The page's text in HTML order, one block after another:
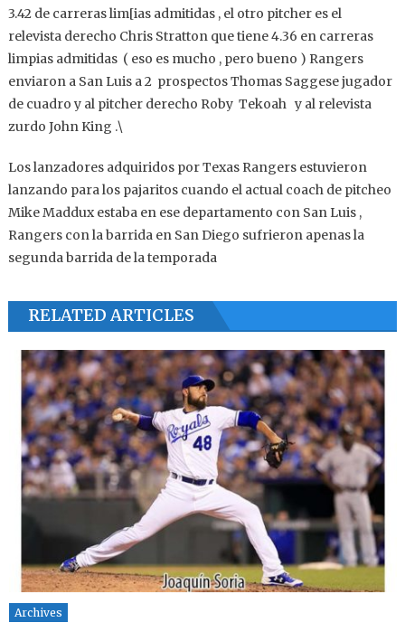
3.42 de carreras lim[ias admitidas , el otro pitcher es el
relevista derecho Chris Stratton que tiene 4.36 en carreras
limpias admitidas ( eso es mucho , pero bueno ) Rangers
enviaron a San Luis a 2 prospectos Thomas Saggese jugador
de cuadro y al pitcher derecho Roby Tekoah y al relevista
zurdo John King .\
Los lanzadores adquiridos por Texas Rangers estuvieron
lanzando para los pajaritos cuando el actual coach de pitcheo
Mike Maddux estaba en ese departamento con San Luis ,
Rangers con la barrida en San Diego sufrieron apenas la
segunda barrida de la temporada
RELATED ARTICLES
Archives